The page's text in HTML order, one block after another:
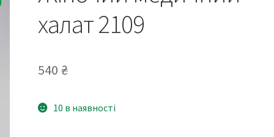
халат 2109
540₴
10 в наявності